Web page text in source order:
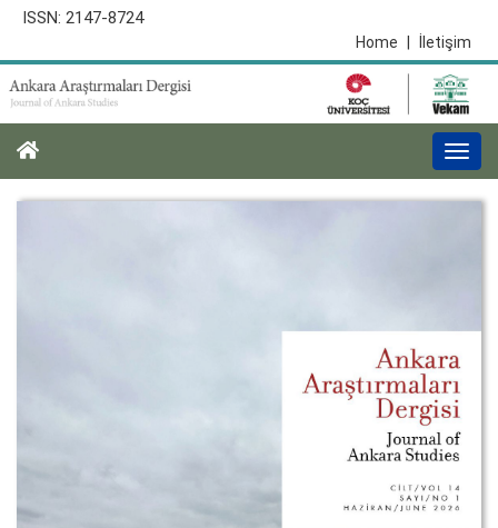
ISSN: 2147-8724
İletişim
Home